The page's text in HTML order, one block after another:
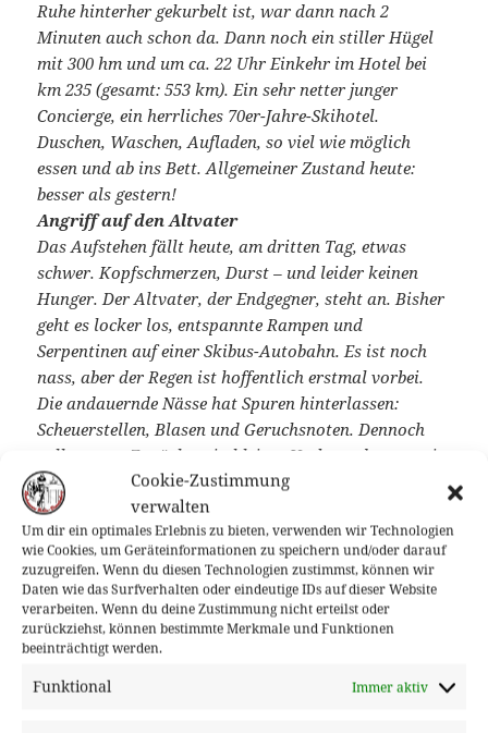
Cookie-Zustimmung
verwalten
Um dir ein optimales Erlebnis zu bieten, verwenden wir Technologien
wie Cookies, um Geräteinformationen zu speichern und/oder darauf
zuzugreifen. Wenn du diesen Technologien zustimmst, können wir
Daten wie das Surfverhalten oder eindeutige IDs auf dieser Website
verarbeiten. Wenn du deine Zustimmung nicht erteilst oder
zurückziehst, können bestimmte Merkmale und Funktionen
beeinträchtigt werden.
Funktional Immer aktiv
Ruhe hinterher gekurbelt ist, war dann nach 2
Minuten auch schon da. Dann noch ein stiller Hügel
mit 300 hm und um ca. 22 Uhr Einkehr im Hotel bei
km 235 (gesamt: 553 km). Ein sehr netter junger
Concierge, ein herrliches 70er-Jahre-Skihotel.
Duschen, Waschen, Aufladen, so viel wie möglich
essen und ab ins Bett. Allgemeiner Zustand heute:
besser als gestern!
Angriff auf den Altvater
Das Aufstehen fällt heute, am dritten Tag, etwas
schwer. Kopfschmerzen, Durst – und leider keinen
Hunger. Der Altvater, der Endgegner, steht an. Bisher
geht es locker los, entspannte Rampen und
Serpentinen auf einer Skibus-Autobahn. Es ist noch
nass, aber der Regen ist hoffentlich erstmal vorbei.
Die andauernde Nässe hat Spuren hinterlassen:
Scheuerstellen, Blasen und Geruchsnoten. Dennoch
rollt es gut. Zunächst ein kleiner Vorberg, dann zwei
extra Kuppen und im Anschluss der Altvater. Soweit
die Sicht der Dinge vor dem Tun. Oops! Und dann
erscheint er plötzlich einfach auf dem Display, als
Höhenprofil, inklusive seiner zwei kleinen
Schwestern. Saukalt hier. Normalerweise zieht man
bergauf ja alles aus, aber das fühlt sich hier nicht
richtig an. Es ist windig und von Sonne keine Spur.
Wolken. Der Altvater (Praděd): Absolut spektakulär!